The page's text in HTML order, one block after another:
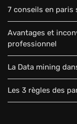
7 conseils en
Avantages et
professionnel
La Data mining
Les 3 règles des